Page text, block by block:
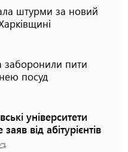
штурми за новий
заборонили пити
посуд
університети
від абітурієнтів